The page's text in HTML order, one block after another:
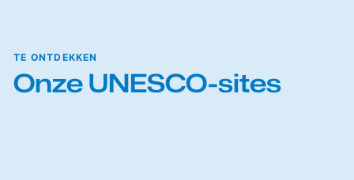
TE ONTDEKKEN
Onze UNESCO-sites